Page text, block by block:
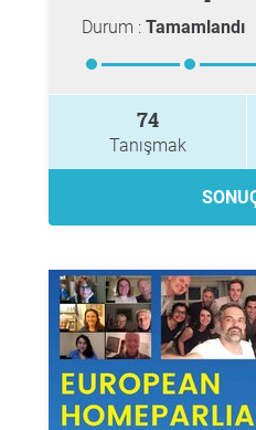
Durum : Tamamlandı
74
Tanışmak